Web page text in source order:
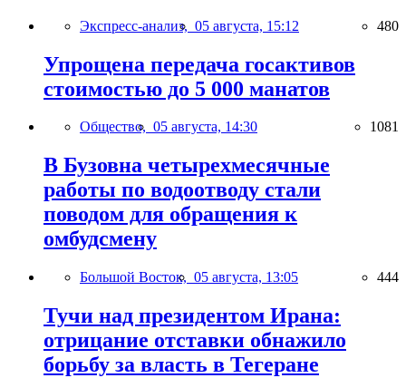
Экспресс-анализ, 05 августа, 15:12 480
Упрощена передача госактивов
стоимостью до 5 000 манатов
Общество, 05 августа, 14:30 1081
В Бузовна четырехмесячные
работы по водоотводу стали
поводом для обращения к
омбудсмену
Большой Восток, 05 августа, 13:05 444
Тучи над президентом Ирана:
отрицание отставки обнажило
борьбу за власть в Тегеране